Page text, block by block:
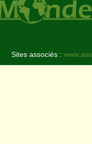
Sites associés :